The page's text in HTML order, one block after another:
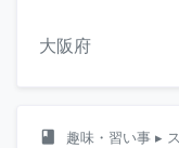
大阪府
class 趣味・習い事 ▸